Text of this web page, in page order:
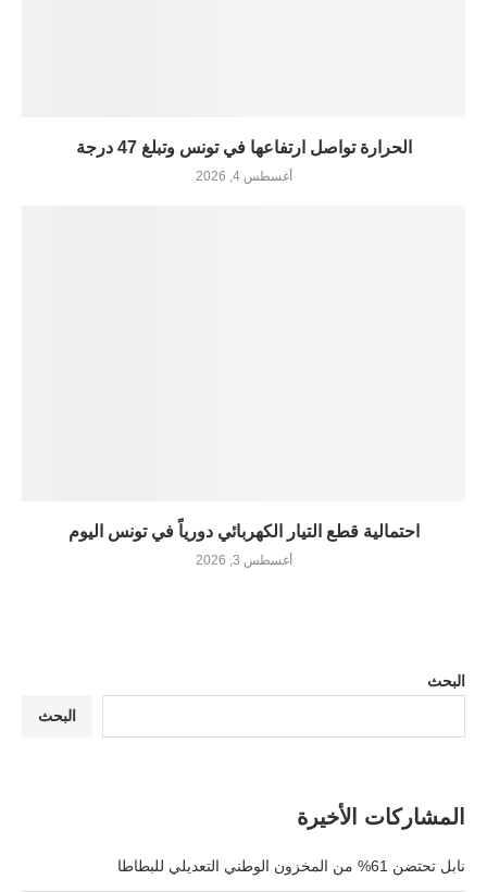
الحرارة تواصل ارتفاعها في تونس وتبلغ 47 درجة
أغسطس 4, 2026
احتمالية قطع التيار الكهربائي دورياً في تونس اليوم
أغسطس 3, 2026
البحث
البحث
المشاركات الأخيرة
نابل تحتضن 61% من المخزون الوطني التعديلي للبطاطا